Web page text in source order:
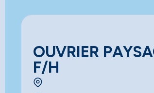
OUVRIER
F/H